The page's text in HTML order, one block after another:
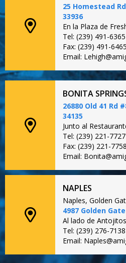
25 Homestead
33936
En la Plaza de
Tel: (239) 491-6365
Fax: (239) 491-6465
Email:
BONITA
26880 Old 41 Rd
34135
Junto al
Tel: (239) 221-7727
Fax: (239) 221-7758
Email:
NAPLES
Naples, Golden
4987 Golden
Al lado de Antojitos
Tel: (239) 276-7138
Email: